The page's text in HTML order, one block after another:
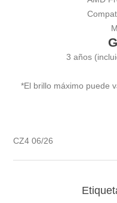
3 años
*El brillo máximo puede
CZ4 06/26